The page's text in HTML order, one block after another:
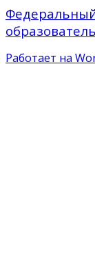
Работает на